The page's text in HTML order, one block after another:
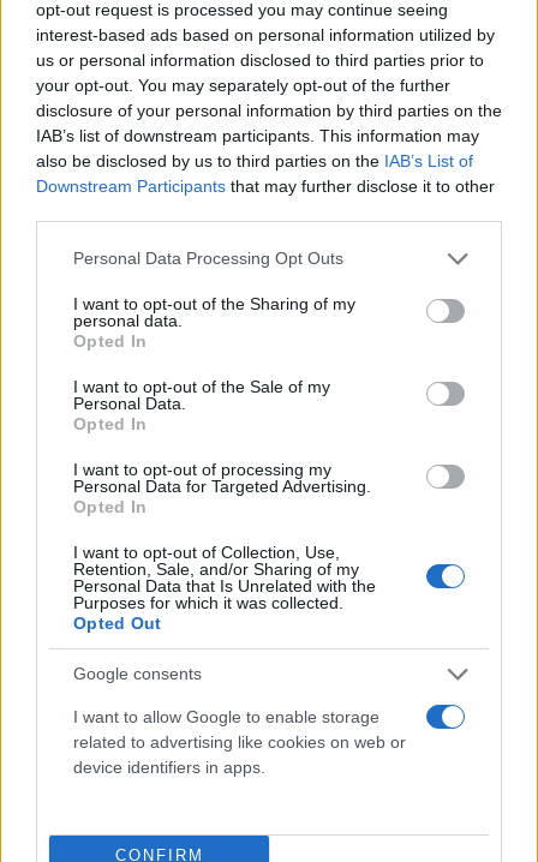
opt-out request is processed you may continue seeing
interest-based ads based on personal information utilized by
us or personal information disclosed to third parties prior to
your opt-out. You may separately opt-out of the further
disclosure of your personal information by third parties on the
IAB’s list of downstream participants. This information may
also be disclosed by us to third parties on the IAB’s List of
Downstream Participants that may further disclose it to other
Please note that this website/app uses one or more Google
not limited to your visit or usage behaviour. You may click to
grant or deny consent to Google and its third-party tags to
use your data for below specified purposes in below Google
consent section.
Personal Data Processing Opt Outs
I want to opt-out of the Sharing of my
personal data.
Opted In
I want to opt-out of the Sale of my
Personal Data.
Opted In
I want to opt-out of processing my
Personal Data for Targeted Advertising.
Opted In
I want to opt-out of Collection, Use,
Retention, Sale, and/or Sharing of my
Personal Data that Is Unrelated with the
Purposes for which it was collected.
Opted Out
Google consents
I want to allow Google to enable storage
related to advertising like cookies on web or
device identifiers in apps.
CONFIRM
impermeabile
56,60 €
Scarpa da lavoro Base Oren S3 Src Una scarpa che
migliora il comfort su tutto il piede!
( 0 recensioni )
Categorie
Abrasivi
I prodotti abrasivi
Antincendio
Estintori
Antinfortunistica
Calzature
Abbigliamento
Guanti
Sicurezza, Protezione
Abbigliamento alta visibilità
Adblue